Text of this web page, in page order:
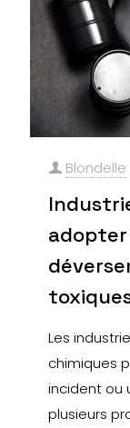
Blondelle
adopter
Les
chimiques
incident ou
plusieurs